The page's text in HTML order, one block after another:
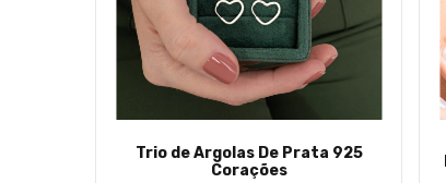
Trio de Argolas De Prata 925
Corações